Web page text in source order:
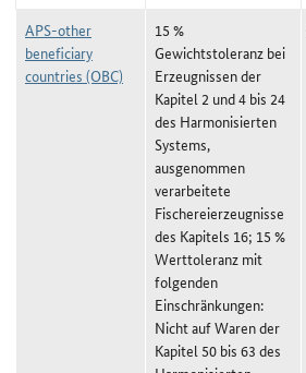
APS-other
beneficiary
countries (OBC)
15 %
Gewichtstoleranz bei
Erzeugnissen der
Kapitel 2 und 4 bis 24
des Harmonisierten
Systems,
ausgenommen
verarbeitete
Fischereierzeugnisse
des Kapitels 16; 15 %
Werttoleranz mit
folgenden
Einschränkungen:
Nicht auf Waren der
Kapitel 50 bis 63 des